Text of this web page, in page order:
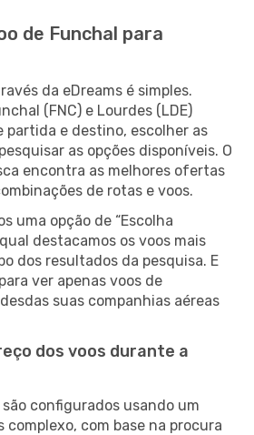
de Funchal para
da eDreams é simples.
(FNC) e Lourdes (LDE)
partida e destino, escolher as
as opções disponíveis. O
encontra as melhores ofertas
de rotas e voos.
uma opção de “Escolha
destacamos os voos mais
dos resultados da pesquisa. E
ver apenas voos de
suas companhias aéreas
dos voos durante a
são configurados usando um
complexo, com base na procura